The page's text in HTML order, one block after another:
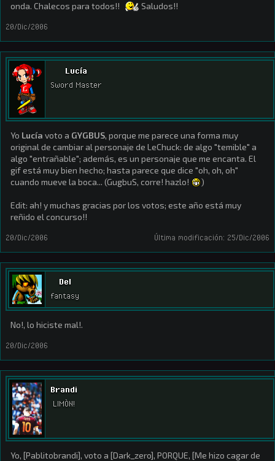
onda. Chalecos para todos!!
Saludos!!
20/Dic/2006
Lucía
Sword Master
Yo Lucía voto a GYGBUS, porque me parece una forma muy
original de cambiar al personaje de LeChuck: de algo "temible" a
algo "entrañable"; además, es un personaje que me encanta. El
gif está muy bien hecho; hasta parece que dice "oh, oh, oh"
cuando mueve la boca... (GugbuS, corre! hazlo!
)
Edit: ah! y muchas gracias por los votos; este año está muy
reñido el concurso!!
Última modificación: 25/Dic/2006
20/Dic/2006
Del
fantasy
No!, lo hiciste mal!.
20/Dic/2006
Brandi
LIMÒN!
Yo, [Pablitobrandi], voto a [Dark_zero], PORQUE, [Me hizo cagar de